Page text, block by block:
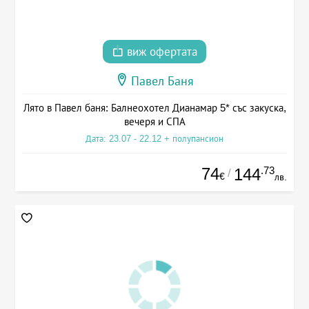
виж офертата
Павел Баня
Лято в Павел баня: Балнеохотел Дианамар 5* със закуска,
вечеря и СПА
Дата: 23.07 - 22.12 + полупансион
74€ / 144.73
лв.